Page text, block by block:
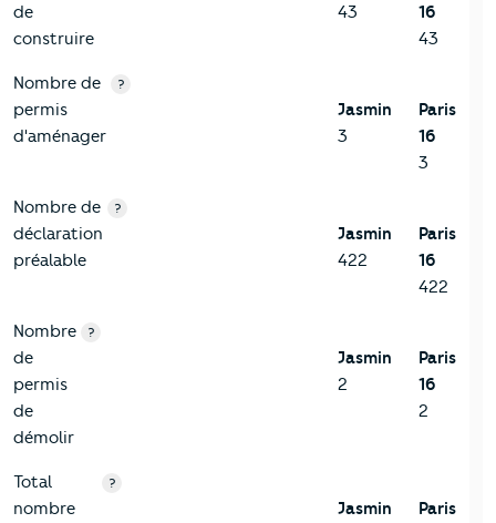
de
construire
43
16
43
Nombre de
permis
d'aménager
?
Jasmin
3
Paris
16
3
Nombre de
déclaration
préalable
?
Jasmin
422
Paris
16
422
Nombre
de
permis
de
démolir
?
Jasmin
2
Paris
16
2
Total
nombre
?
Jasmin
Paris